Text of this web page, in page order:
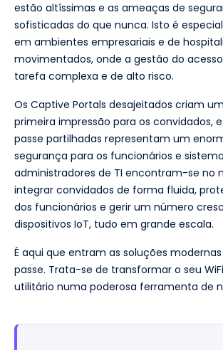
estão altíssimas e as ameaças de
sofisticadas do que nunca. Isto é
em ambientes empresariais e de
movimentados, onde a gestão do
tarefa complexa e de alto risco.
Os Captive Portals desajeitados criam
primeira impressão para os convidados,
passe partilhadas representam um
segurança para os funcionários e
administradores de TI encontram-se no
integrar convidados de forma fluida,
dos funcionários e gerir um número
dispositivos IoT, tudo em grande escala.
É aqui que entram as soluções
passe. Trata-se de transformar o seu
utilitário numa poderosa ferramenta de